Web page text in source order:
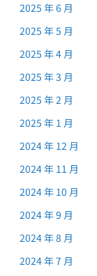
2025 年 6 月
2025 年 5 月
2025 年 4 月
2025 年 3 月
2025 年 2 月
2025 年 1 月
2024 年 12 月
2024 年 11 月
2024 年 10 月
2024 年 9 月
2024 年 8 月
2024 年 7 月